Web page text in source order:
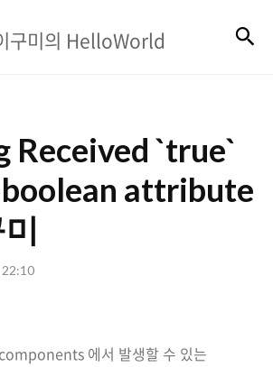
이
의
HelloWorld
구미의 HelloWorld
Received `true`
attribute
22:10
에서 발생할 수 있는